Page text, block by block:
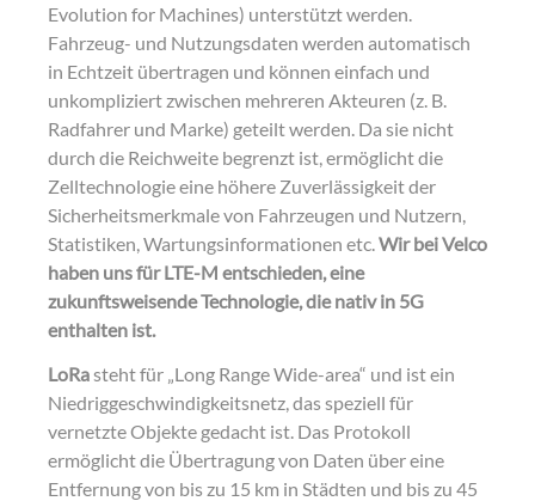
Evolution for Machines) unterstützt werden.
Fahrzeug- und Nutzungsdaten werden automatisch
in Echtzeit übertragen und können einfach und
unkompliziert zwischen mehreren Akteuren (z. B.
Radfahrer und Marke) geteilt werden. Da sie nicht
durch die Reichweite begrenzt ist, ermöglicht die
Zelltechnologie eine höhere Zuverlässigkeit der
Sicherheitsmerkmale von Fahrzeugen und Nutzern,
Statistiken, Wartungsinformationen etc.Wir bei Velco
haben uns für LTE-M entschieden, eine
zukunftsweisende Technologie, die nativ in 5G
enthalten ist.
LoRasteht für „Long Range Wide-area“ und ist ein
Niedriggeschwindigkeitsnetz, das speziell für
vernetzte Objekte gedacht ist. Das Protokoll
ermöglicht die Übertragung von Daten über eine
Entfernung von bis zu 15 km in Städten und bis zu 45